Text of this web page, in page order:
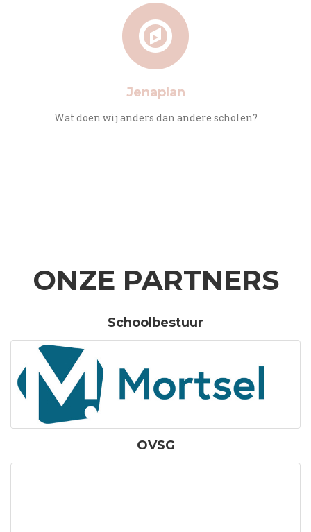
Jenaplan
Wat doen wij anders dan andere scholen?
ONZE PARTNERS
Schoolbestuur
OVSG